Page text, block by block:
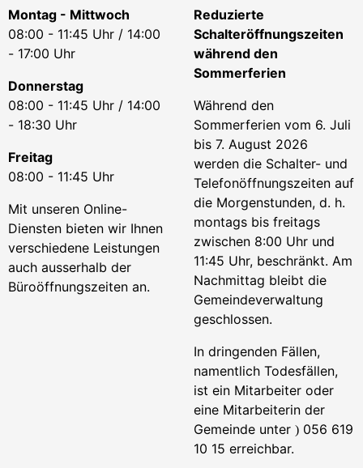
Montag - Mittwoch
08:00 - 11:45 Uhr / 14:00
- 17:00 Uhr
Donnerstag
08:00 - 11:45 Uhr / 14:00
- 18:30 Uhr
Freitag
08:00 - 11:45 Uhr
Mit unseren Online-
Diensten bieten wir Ihnen
verschiedene Leistungen
auch ausserhalb der
Büroöffnungszeiten an.
Reduzierte
Schalteröffnungszeiten
während den
Sommerferien
Während den
Sommerferien vom 6. Juli
bis 7. August 2026
werden die Schalter- und
Telefonöffnungszeiten auf
die Morgenstunden, d. h.
montags bis freitags
zwischen 8:00 Uhr und
11:45 Uhr, beschränkt. Am
Nachmittag bleibt die
Gemeindeverwaltung
geschlossen.
In dringenden Fällen,
namentlich Todesfällen,
ist ein Mitarbeiter oder
eine Mitarbeiterin der
Gemeinde unter ) 056 619
10 15 erreichbar.